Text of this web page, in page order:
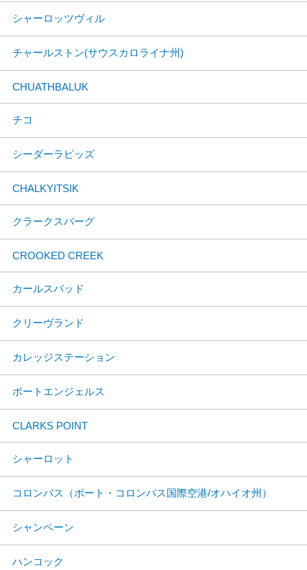
シャーロッツヴィル
チャールストン(サウスカロライナ州)
CHUATHBALUK
チコ
シーダーラピッズ
CHALKYITSIK
クラークスバーグ
CROOKED CREEK
カールスバッド
クリーヴランド
カレッジステーション
ポートエンジェルス
CLARKS POINT
シャーロット
コロンバス（ポート・コロンバス国際空港/オハイオ州）
シャンペーン
ハンコック